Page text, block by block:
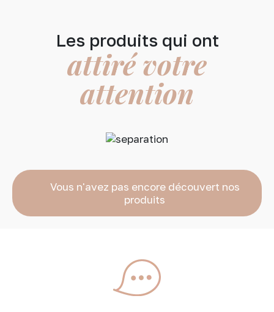
Les produits qui ont
attiré votre
attention
Vous n'avez pas encore découvert nos
produits